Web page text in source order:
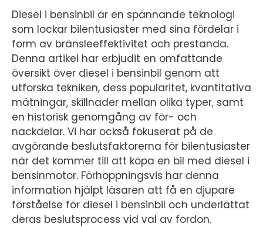
Diesel i bensinbil är en spännande teknologi
som lockar bilentusiaster med sina fördelar i
form av bränsleeffektivitet och prestanda.
Denna artikel har erbjudit en omfattande
översikt över diesel i bensinbil genom att
utforska tekniken, dess popularitet, kvantitativa
mätningar, skillnader mellan olika typer, samt
en historisk genomgång av för- och
nackdelar. Vi har också fokuserat på de
avgörande beslutsfaktorerna för bilentusiaster
när det kommer till att köpa en bil med diesel i
bensinmotor. Förhoppningsvis har denna
information hjälpt läsaren att få en djupare
förståelse för diesel i bensinbil och underlättat
deras beslutsprocess vid val av fordon.